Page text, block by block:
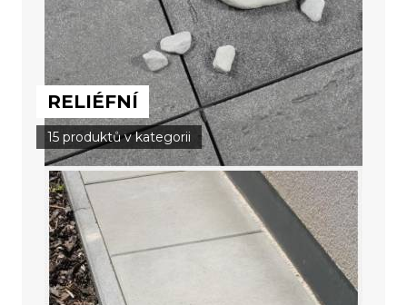
RELIÉFNÍ
15 produktů v kategorii